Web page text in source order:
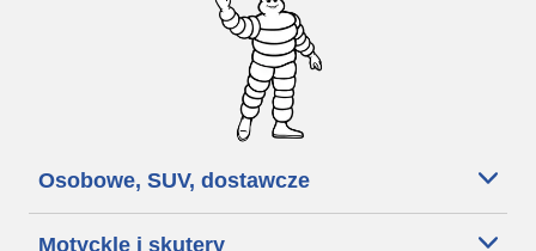
Osobowe, SUV, dostawcze
Motyckle i skutery